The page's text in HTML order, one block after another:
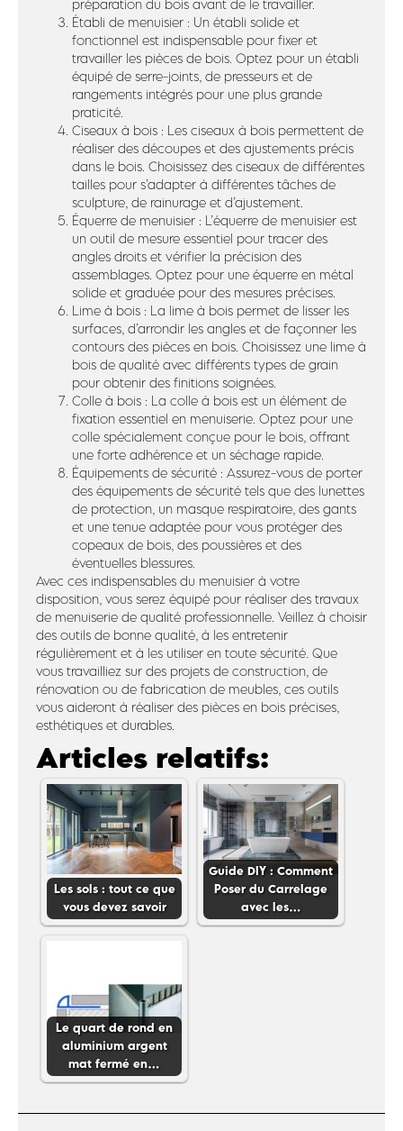
préparation du bois avant de le travailler.
Établi de menuisier : Un établi solide et
fonctionnel est indispensable pour fixer et
travailler les pièces de bois. Optez pour un établi
équipé de serre-joints, de presseurs et de
rangements intégrés pour une plus grande
praticité.
Ciseaux à bois : Les ciseaux à bois permettent de
réaliser des découpes et des ajustements précis
dans le bois. Choisissez des ciseaux de différentes
tailles pour s’adapter à différentes tâches de
sculpture, de rainurage et d’ajustement.
Équerre de menuisier : L’équerre de menuisier est
un outil de mesure essentiel pour tracer des
angles droits et vérifier la précision des
assemblages. Optez pour une équerre en métal
solide et graduée pour des mesures précises.
Lime à bois : La lime à bois permet de lisser les
surfaces, d’arrondir les angles et de façonner les
contours des pièces en bois. Choisissez une lime à
bois de qualité avec différents types de grain
pour obtenir des finitions soignées.
Colle à bois : La colle à bois est un élément de
fixation essentiel en menuiserie. Optez pour une
colle spécialement conçue pour le bois, offrant
une forte adhérence et un séchage rapide.
Équipements de sécurité : Assurez-vous de porter
des équipements de sécurité tels que des lunettes
de protection, un masque respiratoire, des gants
et une tenue adaptée pour vous protéger des
copeaux de bois, des poussières et des
éventuelles blessures.
Avec ces indispensables du menuisier à votre
disposition, vous serez équipé pour réaliser des travaux
de menuiserie de qualité professionnelle. Veillez à choisir
des outils de bonne qualité, à les entretenir
régulièrement et à les utiliser en toute sécurité. Que
vous travailliez sur des projets de construction, de
rénovation ou de fabrication de meubles, ces outils
vous aideront à réaliser des pièces en bois précises,
esthétiques et durables.
Articles relatifs:
Les sols : tout ce que
vous devez savoir
Guide DIY : Comment
Poser du Carrelage
avec les…
Le quart de rond en
aluminium argent
mat fermé en…